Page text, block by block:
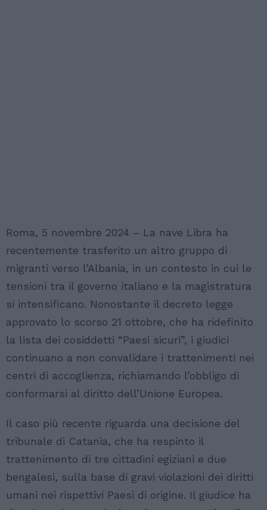
Roma, 5 novembre 2024 – La nave Libra ha
recentemente trasferito un altro gruppo di
migranti verso l’Albania, in un contesto in cui le
tensioni tra il governo italiano e la magistratura
si intensificano. Nonostante il decreto legge
approvato lo scorso 21 ottobre, che ha ridefinito
la lista dei cosiddetti “Paesi sicuri”, i giudici
continuano a non convalidare i trattenimenti nei
centri di accoglienza, richiamando l’obbligo di
conformarsi al diritto dell’Unione Europea.
Il caso più recente riguarda una decisione del
tribunale di Catania, che ha respinto il
trattenimento di tre cittadini egiziani e due
bengalesi, sulla base di gravi violazioni dei diritti
umani nei rispettivi Paesi di origine. Il giudice ha